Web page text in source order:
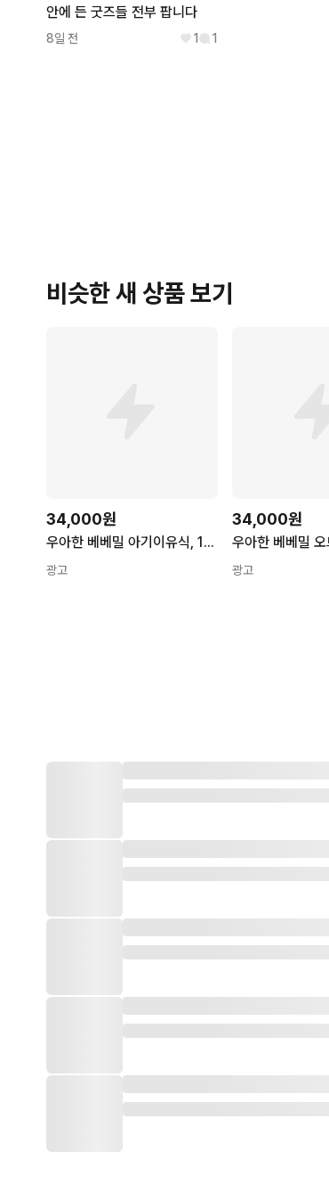
안에 든 굿즈들 전부 팝니다
8일 전 1 1
비슷한 새 상품 보기
34,000원
우아한 베베밀 아기이유식, 100g, 10개, 혼합맛(한우/미역)
광고
34,000원
광고